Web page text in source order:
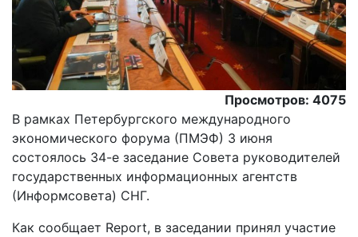
Просмотров: 4075
В рамках Петербургского международного
экономического форума (ПМЭФ) 3 июня
состоялось 34-е заседание Совета руководителей
государственных информационных агентств
(Информсовета) СНГ.
Как сообщает Report, в заседании принял участие